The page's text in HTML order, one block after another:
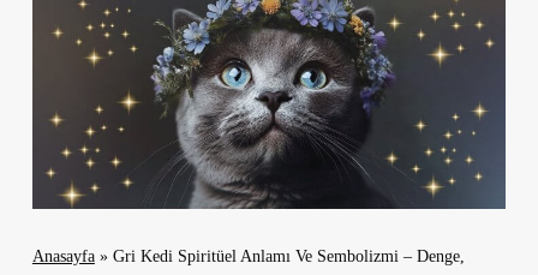
Anasayfa» Gri Kedi Spiritüel Anlamı Ve Sembolizmi – Denge,